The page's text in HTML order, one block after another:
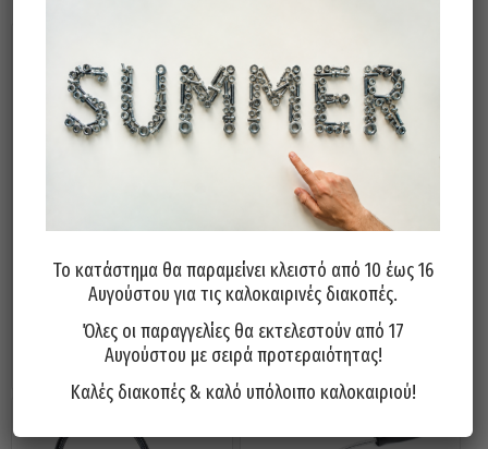
Μαγνήτης Τηλεσκοπικός Στυλό
Λεπτός Taiwan 540mm
13,40€
Προσθήκη στο καλάθι
Σκαφάκι Μαγνητικό 150mm
FORCE 88001
9,30€
Προσθήκη στο καλάθι
Το κατάστημα θα παραμείνει κλειστό από 10 έως 16
Αυγούστου για τις καλοκαιρινές διακοπές.
Όλες οι παραγγελίες θα εκτελεστούν από 17
Αυγούστου με σειρά προτεραιότητας!
Καλές διακοπές & καλό υπόλοιπο καλοκαιριού!